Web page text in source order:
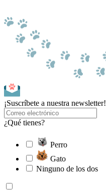
¡Suscríbete a nuestra newsletter!
¿Qué tienes?
Perro
Gato
Ninguno de los dos